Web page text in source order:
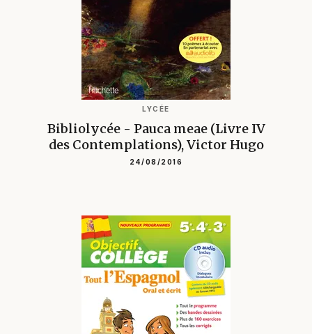
LYCÉE
Bibliolycée - Pauca meae (Livre IV
des Contemplations), Victor Hugo
24/08/2016